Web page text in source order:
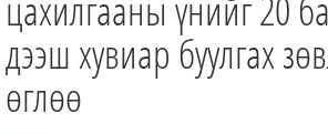
ЗИНДАА СЭТГҮҮЛ
цахилгааны үнийг 20
дээш хувиар буулгах
өглөө